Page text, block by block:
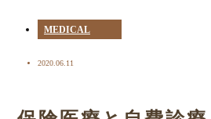
MEDICAL
2020.06.11